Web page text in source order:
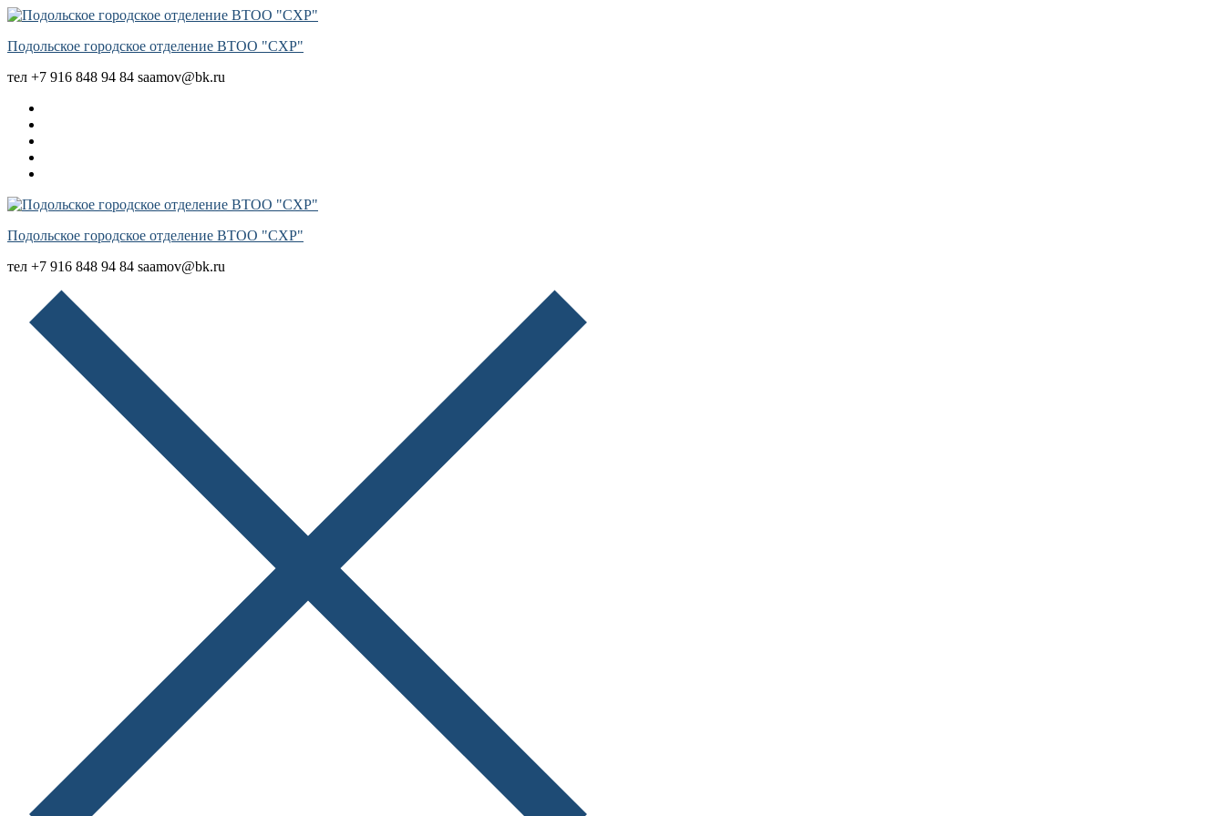
Подольское городское отделение ВТОО "СХР"
тел +7 916 848 94 84 saamov@bk.ru
Подольское городское отделение ВТОО "СХР"
тел +7 916 848 94 84 saamov@bk.ru